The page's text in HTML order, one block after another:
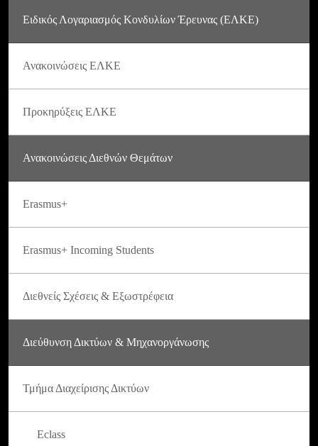
Ειδικός Λογαριασμός Κονδυλίων Έρευνας (ΕΛΚΕ)
Ανακοινώσεις ΕΛΚΕ
Προκηρύξεις ΕΛΚΕ
Ανακοινώσεις Διεθνών Θεμάτων
Erasmus+
Erasmus+ Incoming Students
Διεθνείς Σχέσεις & Εξωστρέφεια
Διεύθυνση Δικτύων & Μηχανοργάνωσης
Τμήμα Διαχείρισης Δικτύων
Eclass